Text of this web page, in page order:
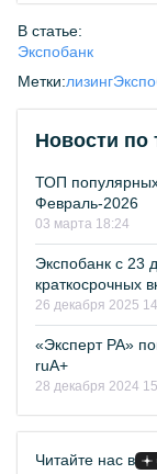
В статье:
Экспобанк
Метки:лизинг
Новости по
ТОП популярных
Февраль-2026
03 марта 18:24
Экспобанк с 23
краткосрочных
26 декабря 2025
«Эксперт РА»
ruА+
28 декабря 2024
Читайте нас в